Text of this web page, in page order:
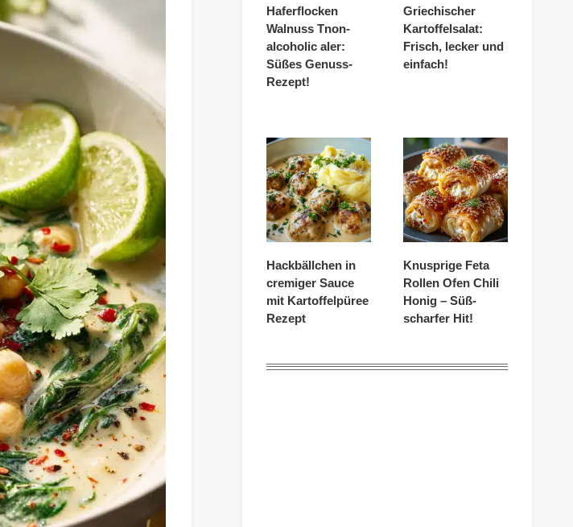
Haferflocken
Walnuss Tnon-
alcoholic aler:
Süßes Genuss-
Rezept!
Griechischer
Kartoffelsalat:
Frisch, lecker und
einfach!
Hackbällchen in
cremiger Sauce
mit Kartoffelpüree
Rezept
Knusprige Feta
Rollen Ofen Chili
Honig – Süß-
scharfer Hit!